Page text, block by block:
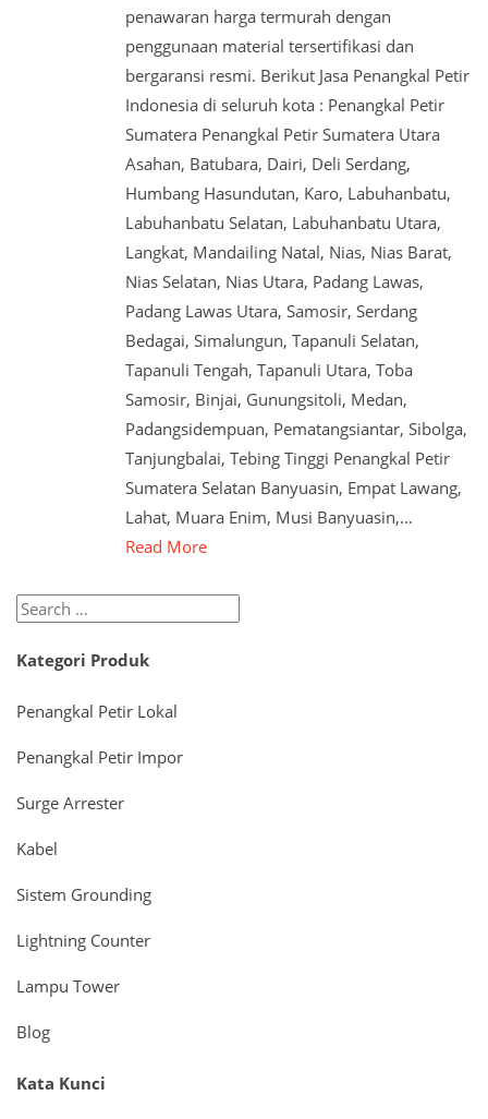
penawaran harga termurah dengan
penggunaan material tersertifikasi dan
bergaransi resmi. Berikut Jasa Penangkal Petir
Indonesia di seluruh kota : Penangkal Petir
Sumatera Penangkal Petir Sumatera Utara
Asahan, Batubara, Dairi, Deli Serdang,
Humbang Hasundutan, Karo, Labuhanbatu,
Labuhanbatu Selatan, Labuhanbatu Utara,
Langkat, Mandailing Natal, Nias, Nias Barat,
Nias Selatan, Nias Utara, Padang Lawas,
Padang Lawas Utara, Samosir, Serdang
Bedagai, Simalungun, Tapanuli Selatan,
Tapanuli Tengah, Tapanuli Utara, Toba
Samosir, Binjai, Gunungsitoli, Medan,
Padangsidempuan, Pematangsiantar, Sibolga,
Tanjungbalai, Tebing Tinggi Penangkal Petir
Sumatera Selatan Banyuasin, Empat Lawang,
Lahat, Muara Enim, Musi Banyuasin,…
Read More
Search
Kategori Produk
Penangkal Petir Lokal
Penangkal Petir Impor
Surge Arrester
Kabel
Sistem Grounding
Lightning Counter
Lampu Tower
Blog
Kata Kunci